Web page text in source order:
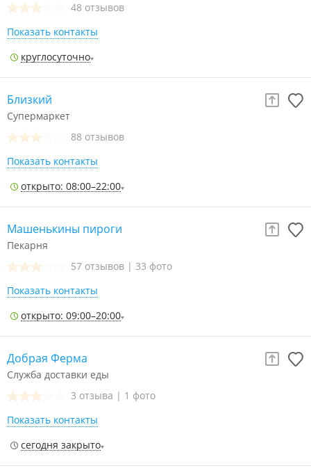
48 отзывов
Показать контакты
круглосуточно
Близкий
Супермаркет
88 отзывов
Показать контакты
открыто: 08:00–22:00
Машенькины пироги
Пекарня
57 отзывов | 33 фото
Показать контакты
открыто: 09:00–20:00
Добрая Ферма
Служба доставки еды
3 отзыва | 1 фото
Показать контакты
сегодня закрыто